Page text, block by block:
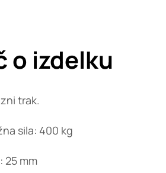
o izdelku
trak.
sila: 400 kg
25 mm